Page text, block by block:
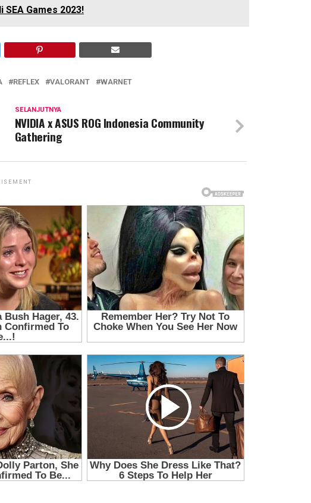
SEA Games 2023!
REFLEX VALORANT WARNET
SELANJUTNYA
NVIDIA x ASUS ROG Indonesia Community
Gathering